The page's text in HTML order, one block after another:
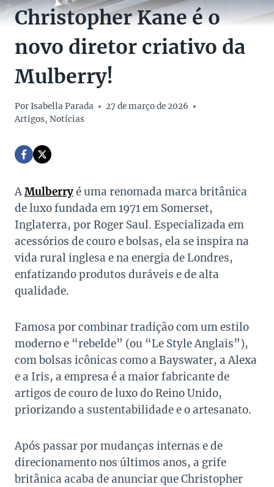
Christopher Kane é o
novo diretor criativo da
Mulberry!
PorIsabella Parada
27 de março de 2026
Artigos, Notícias
AMulberryé uma renomada marca britânica
de luxo fundada em 1971 em Somerset,
Inglaterra, por Roger Saul. Especializada em
acessórios de couro e bolsas, ela se inspira na
vida rural inglesa e na energia de Londres,
enfatizando produtos duráveis ​​e de alta
qualidade.
Famosa por combinar tradição com um estilo
moderno e “rebelde” (ou “Le Style Anglais”),
com bolsas icônicas como a Bayswater, a Alexa
e a Iris, a empresa é a maior fabricante de
artigos de couro de luxo do Reino Unido,
priorizando a sustentabilidade e o artesanato.
Após passar por mudanças internas e de
direcionamento nos últimos anos, a grife
britânica acaba de anunciar que Christopher